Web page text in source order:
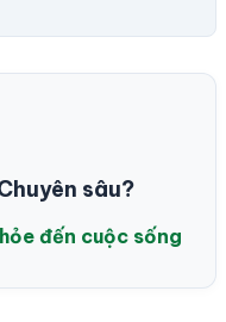
sâu?
đến cuộc sống